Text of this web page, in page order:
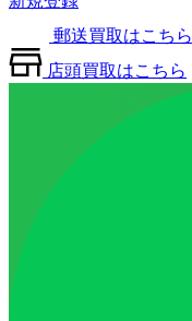
郵送買取はこちら
店頭買取はこちら